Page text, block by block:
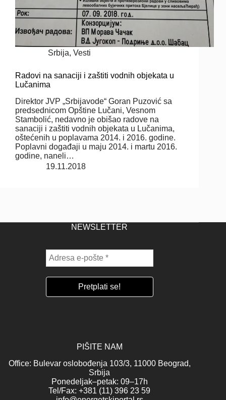
Srbija,Vesti
Radovi na sanaciji i zaštiti vodnih objekata u
Lučanima
Direktor JVP „Srbijavode“ Goran Puzović sa
predsednicom Opštine Lučani, Vesnom
Stambolić, nedavno je obišao radove na
sanaciji i zaštiti vodnih objekata u Lučanima,
oštećenih u poplavama 2014. i 2016. godine.
Poplavni događaji u maju 2014. i martu 2016.
godine, naneli…
19.11.2018
NEWSLETTER
PIŠITE NAM
Office: Bulevar oslobođenja 103/3, 11000 Beograd,
Srbija
Ponedeljak–petak: 09–17h
Tel/Fax: +381 (11) 396 23 59